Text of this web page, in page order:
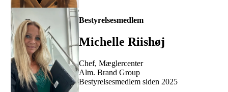
Bestyrelsesmedlem
Michelle Riishøj
Chef, Mæglercenter
Alm. Brand Group
Bestyrelsesmedlem siden 2025